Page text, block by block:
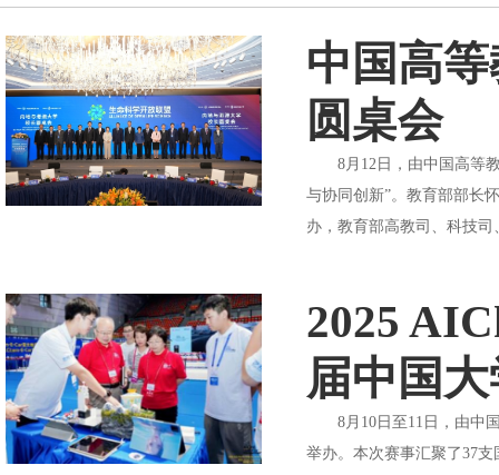
中国高
圆桌会
8月12日，由中国高等教
与协同创新”。教育部部长
办，教育部高教司、科技
2025
届中国
8月10日至11日，由中国
举办。本次赛事汇聚了37